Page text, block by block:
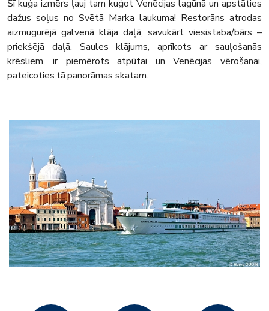
Šī kuģa izmērs ļauj tam kuģot Venēcijas lagūnā un apstāties
dažus soļus no Svētā Marka laukuma! Restorāns atrodas
aizmugurējā galvenā klāja daļā, savukārt viesistaba/bārs –
priekšējā daļā. Saules klājums, aprīkots ar sauļošanās
krēsliem, ir piemērots atpūtai un Venēcijas vērošanai,
pateicoties tā panorāmas skatam.